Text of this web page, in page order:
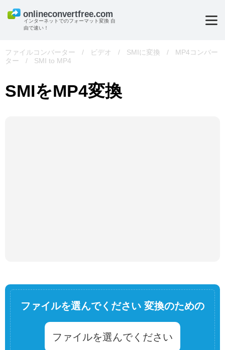
インターネットでのフォーマット変換 自
由で速い！
ファイルコンバーター / ビデオ / SMIに変換 /
MP4コンバー
ター
/ SMI to MP4
SMIをMP4変換
ファイルを選んでください 変換のための
ファイルを選んでください